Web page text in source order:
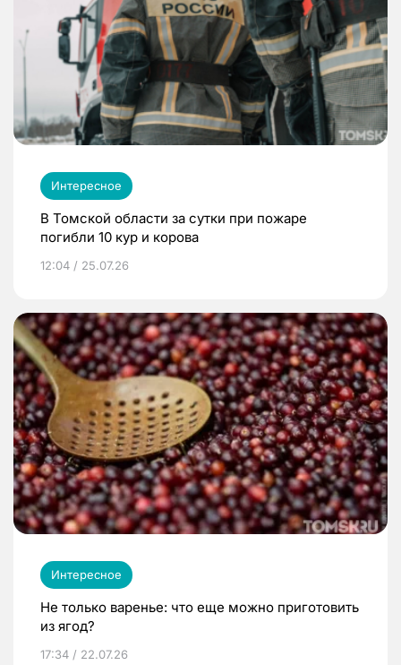
Интересное
В Томской области за сутки при пожаре
погибли 10 кур и корова
12:04 / 25.07.26
Интересное
Не только варенье: что еще можно приготовить
из ягод?
17:34 / 22.07.26